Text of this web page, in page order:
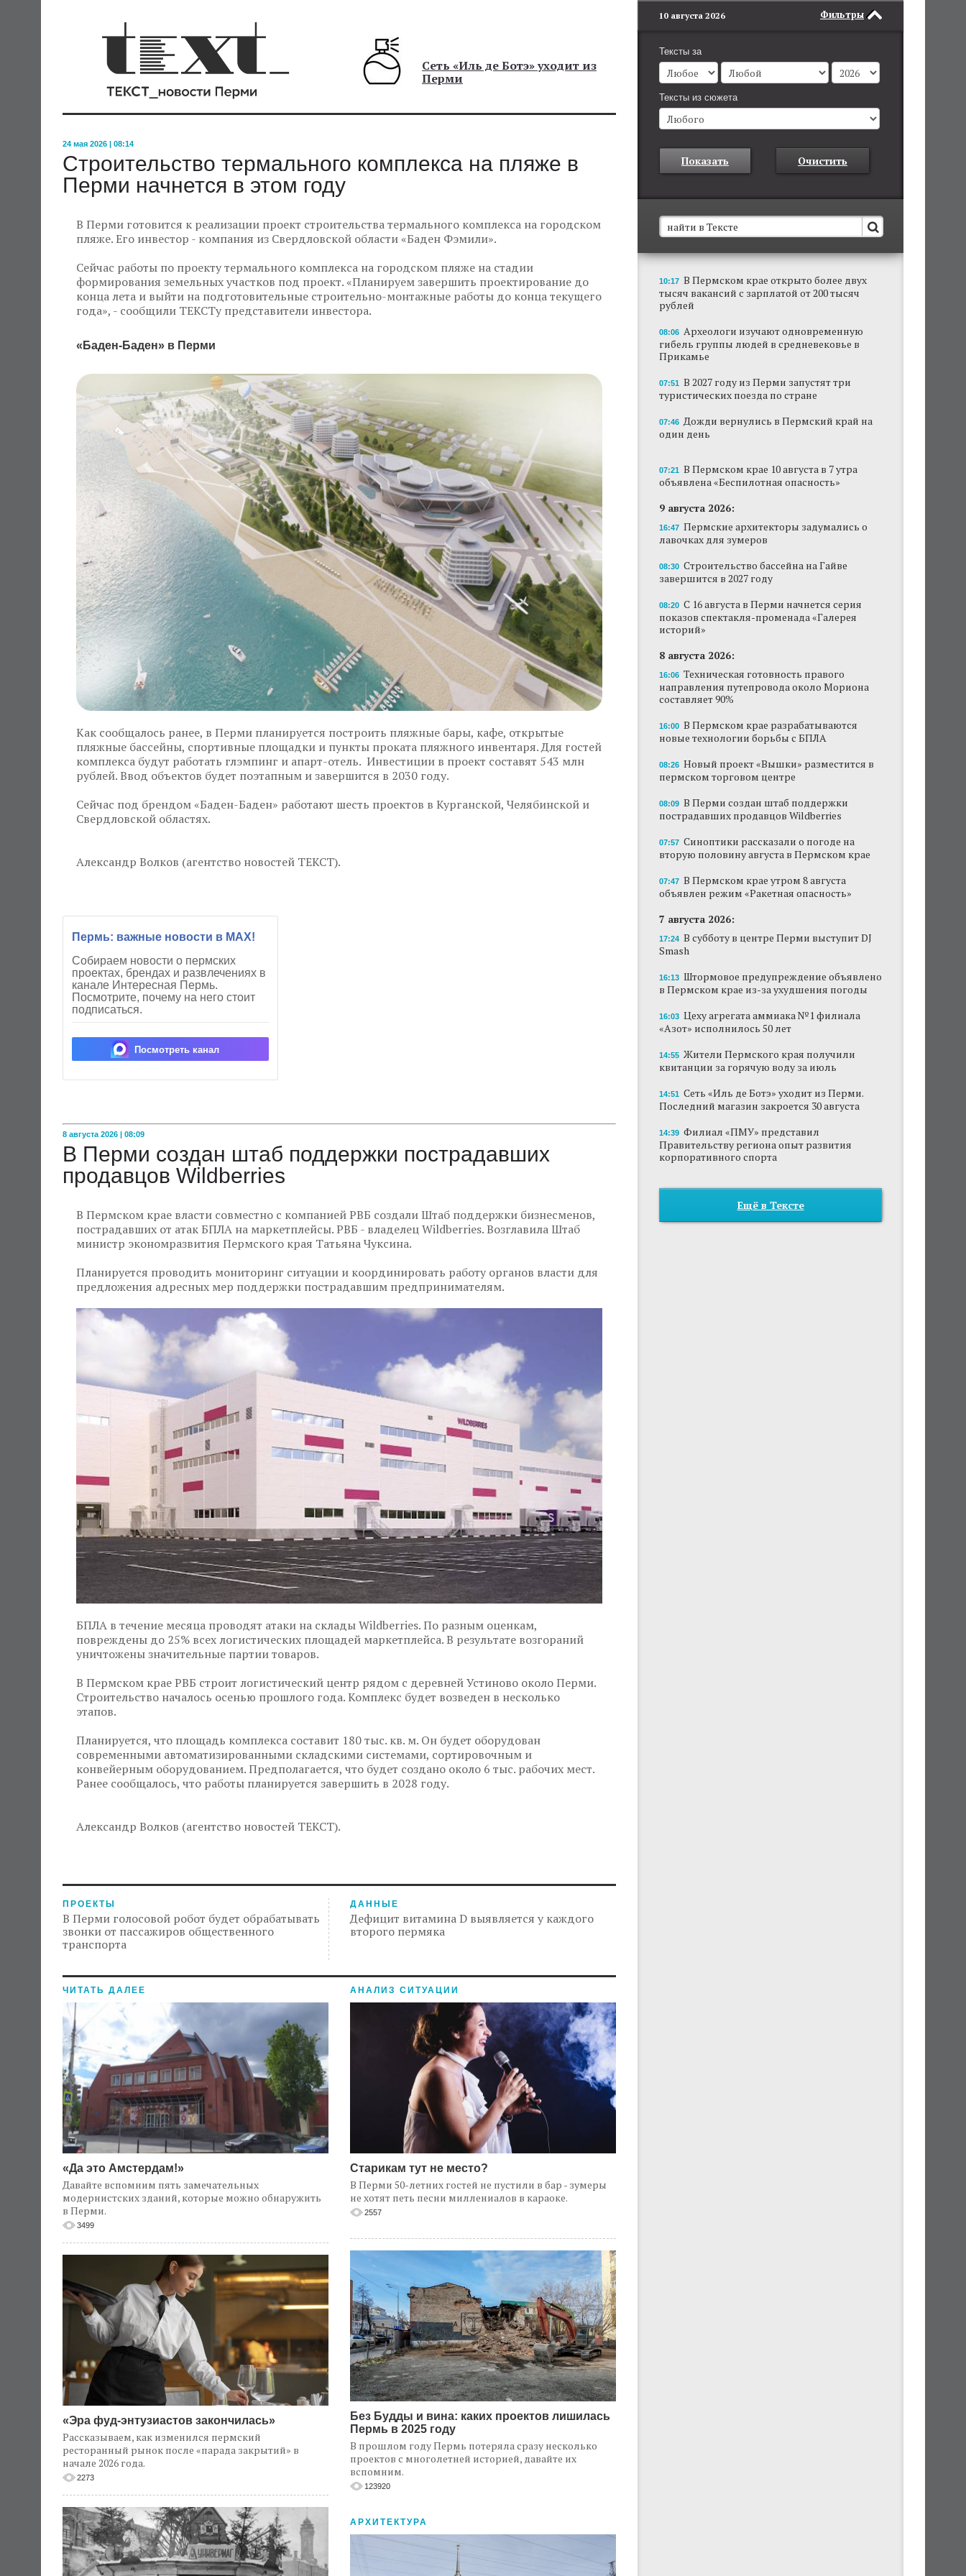
Сеть «Иль де Ботэ» уходит из
Перми
24 мая 2026 | 08:14
Строительство термального комплекса на пляже в
Перми начнется в этом году
В Перми готовится к реализации проект строительства термального комплекса на городском
пляже. Его инвестор - компания из Свердловской области «Баден Фэмили».
Сейчас работы по проекту термального комплекса на городском пляже на стадии
формирования земельных участков под проект. «Планируем завершить проектирование до
конца лета и выйти на подготовительные строительно-монтажные работы до конца текущего
года», - сообщили ТЕКСТу представители инвестора.
«Баден-Баден» в Перми
Как сообщалось ранее, в Перми планируется построить пляжные бары, кафе, открытые
пляжные бассейны, спортивные площадки и пункты проката пляжного инвентаря. Для гостей
комплекса будут работать глэмпинг и апарт-отель. Инвестиции в проект составят 543 млн
рублей. Ввод объектов будет поэтапным и завершится в 2030 году.
Сейчас под брендом «Баден-Баден» работают шесть проектов в Курганской, Челябинской и
Свердловской областях.
Александр Волков (агентство новостей ТЕКСТ).
Пермь: важные новости в MAX!
Собираем новости о пермских
проектах, брендах и развлечениях в
канале Интересная Пермь.
Посмотрите, почему на него стоит
подписаться.
Посмотреть канал
8 августа 2026 | 08:09
В Перми создан штаб поддержки пострадавших
продавцов Wildberries
В Пермском крае власти совместно с компанией РВБ создали Штаб поддержки бизнесменов,
пострадавших от атак БПЛА на маркетплейсы. РВБ - владелец Wildberries. Возглавила Штаб
министр экономразвития Пермского края Татьяна Чуксина.
Планируется проводить мониторинг ситуации и координировать работу органов власти для
предложения адресных мер поддержки пострадавшим предпринимателям.
БПЛА в течение месяца проводят атаки на склады Wildberries. По разным оценкам,
повреждены до 25% всех логистических площадей маркетплейса. В результате возгораний
уничтожены значительные партии товаров.
В Пермском крае РВБ строит логистический центр рядом с деревней Устиново около Перми.
Строительство началось осенью прошлого года. Комплекс будет возведен в несколько
этапов.
Планируется, что площадь комплекса составит 180 тыс. кв. м. Он будет оборудован
современными автоматизированными складскими системами, сортировочным и
конвейерным оборудованием. Предполагается, что будет создано около 6 тыс. рабочих мест.
Ранее сообщалось, что работы планируется завершить в 2028 году.
Александр Волков (агентство новостей ТЕКСТ).
ПРОЕКТЫ
В Перми голосовой робот будет обрабатывать
звонки от пассажиров общественного
транспорта
ДАННЫЕ
Дефицит витамина D выявляется у каждого
второго пермяка
ЧИТАТЬ ДАЛЕЕ
«Да это Амстердам!»
Давайте вспомним пять замечательных
модернистских зданий, которые можно обнаружить
в Перми.
3499
«Эра фуд-энтузиастов закончилась»
Рассказываем, как изменился пермский
ресторанный рынок после «парада закрытий» в
начале 2026 года.
2273
АНАЛИЗ СИТУАЦИИ
Старикам тут не место?
В Перми 50-летних гостей не пустили в бар - зумеры
не хотят петь песни миллениалов в караоке.
2557
Без Будды и вина: каких проектов лишилась
Пермь в 2025 году
В прошлом году Пермь потеряла сразу несколько
проектов с многолетней историей, давайте их
вспомним.
123920
АРХИТЕКТУРА
Фильтры
10 августа 2026
Тексты за
Тексты из сюжета
Показать Очистить
В Пермском крае установят новые станции
обнаружения беспилотников
Они используются для обнаружения и
отслеживания БПЛА в воздухе.
Археологи изучают одновременную гибель
группы людей в средневековье в Прикамье
В 2027 году из Перми запустят три
туристических поезда по стране
Пермские архитекторы задумались о
лавочках для зумеров
Новый проект «Вышки» разместится в
пермском торговом центре
Власти Перми намерены развернуть борьбу
с брошенными автомобилями
Продажи туров из Перми в Абхазию упали
на 30%
Власти вернулись к проекту большого
стадиона в Камской долине Перми
10:17 В Пермском крае открыто более двух
тысяч вакансий с зарплатой от 200 тысяч
рублей
08:06 Археологи изучают одновременную
гибель группы людей в средневековье в
Прикамье
07:51 В 2027 году из Перми запустят три
туристических поезда по стране
07:46 Дожди вернулись в Пермский край на
один день
07:21 В Пермском крае 10 августа в 7 утра
объявлена «Беспилотная опасность»
9 августа 2026:
16:47 Пермские архитекторы задумались о
лавочках для зумеров
08:30 Строительство бассейна на Гайве
завершится в 2027 году
08:20 С 16 августа в Перми начнется серия
показов спектакля-променада «Галерея
историй»
8 августа 2026:
16:06 Техническая готовность правого
направления путепровода около Мориона
составляет 90%
16:00 В Пермском крае разрабатываются
новые технологии борьбы с БПЛА
08:26 Новый проект «Вышки» разместится в
пермском торговом центре
08:09 В Перми создан штаб поддержки
пострадавших продавцов Wildberries
07:57 Синоптики рассказали о погоде на
вторую половину августа в Пермском крае
07:47 В Пермском крае утром 8 августа
объявлен режим «Ракетная опасность»
7 августа 2026:
17:24 В субботу в центре Перми выступит DJ
Smash
16:13 Штормовое предупреждение объявлено
в Пермском крае из-за ухудшения погоды
16:03 Цеху агрегата аммиака №1 филиала
«Азот» исполнилось 50 лет
14:55 Жители Пермского края получили
квитанции за горячую воду за июль
14:51 Сеть «Иль де Ботэ» уходит из Перми.
Последний магазин закроется 30 августа
14:39 Филиал «ПМУ» представил
Правительству региона опыт развития
корпоративного спорта
Ещё в Тексте